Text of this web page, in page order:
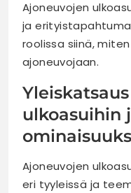
Ajoneuvojen
ja
roolissa siinä,
ajoneuvojaan.
ulkoasuihin
Ajoneuvojen
eri tyyleissä ja